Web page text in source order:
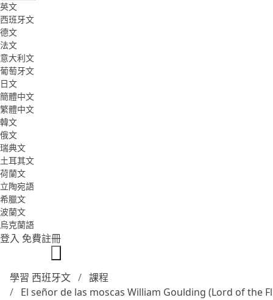
英文
西班牙文
德文
法文
意大利文
葡萄牙文
日文
簡體中文
繁體中文
韓文
俄文
瑞典文
土耳其文
荷蘭文
立陶宛語
希臘文
波蘭文
烏克蘭語
登入 免費註冊
學習 西班牙文
課程
El señor de las moscas William Goulding (Lord of the